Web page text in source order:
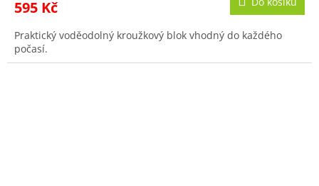
595 Kč
Praktický voděodolný kroužkový blok vhodný do každého
počasí.